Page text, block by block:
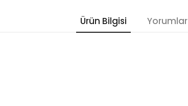
Ürün Bilgisi Yorumlar